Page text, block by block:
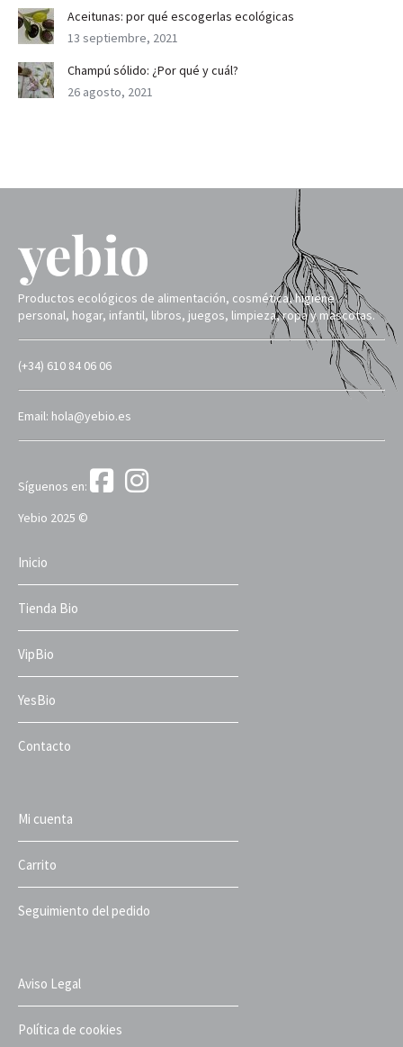
Aceitunas: por qué escogerlas ecológicas
13 septiembre, 2021
Champú sólido: ¿Por qué y cuál?
26 agosto, 2021
Productos ecológicos de alimentación, cosmética, higiene
personal, hogar, infantil, libros, juegos, limpieza, ropa y mascotas.
(+34) 610 84 06 06
Email: hola@yebio.es
Síguenos en:
Yebio 2025 ©
Inicio
Tienda Bio
VipBio
YesBio
Contacto
Mi cuenta
Carrito
Seguimiento del pedido
Aviso Legal
Política de cookies